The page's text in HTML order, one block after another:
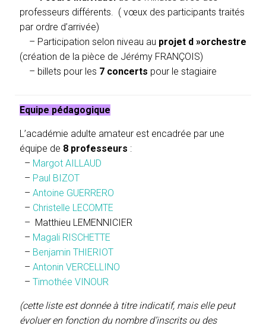
professeurs différents. ( vœux des participants traités
par ordre d’arrivée)
– Participation selon niveau au projet d »orchestre
(création de la pièce de Jérémy FRANÇOIS)
– billets pour les 7 concerts pour le stagiaire
Equipe pédagogique
L’académie adulte amateur est encadrée par une
équipe de 8 professeurs :
– Margot AILLAUD
– Paul BIZOT
– Antoine GUERRERO
– Christelle LECOMTE
– Matthieu LEMENNICIER
– Magali RISCHETTE
– Benjamin THIERIOT
– Antonin VERCELLINO
– Timothée VINOUR
(cette liste est donnée à titre indicatif, mais elle peut
évoluer en fonction du nombre d’inscrits ou des